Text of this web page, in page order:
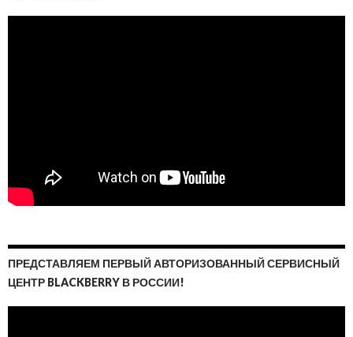
ПРЕДСТАВЛЯЕМ ПЕРВЫЙ АВТОРИЗОВАННЫЙ СЕРВИСНЫЙ
ЦЕНТР BLACKBERRY В РОССИИ!